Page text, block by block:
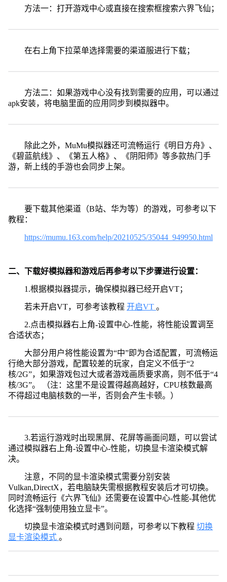
方法一：打开游戏中心或直接在搜索框搜索六界飞仙；
在右上角下拉菜单选择需要的渠道服进行下载；
方法二：如果游戏中心没有找到需要的应用，可以通过
apk安装，将电脑里面的应用同步到模拟器中。
除此之外，MuMu模拟器还可流畅运行《明日方舟》、
《碧蓝航线》、《第五人格》、《阴阳师》等多款热门手
游，新上线的手游也会同步上架。
要下载其他渠道（B站、华为等）的游戏，可参考以下
教程：
https://mumu.163.com/help/20210525/35044_949950.html
二、下载好模拟器和游戏后再参考以下步骤进行设置：
1.根据模拟器提示，确保模拟器已经开启VT；
若未开启VT，可参考该教程 开启VT 。
2.点击模拟器右上角-设置中心-性能，将性能设置调至
合适状态；
大部分用户将性能设置为“中”即为合适配置，可流畅运
行绝大部分游戏，配置较差的玩家，自定义不低于“2
核/2G”，如果游戏包过大或者游戏画质要求高，则不低于“4
核/3G”。 （注：这里不是设置得越高越好，CPU核数最高
不得超过电脑核数的一半，否则会产生卡顿。）
3.若运行游戏时出现黑屏、花屏等画面问题，可以尝试
通过模拟器右上角-设置中心-性能，切换显卡渲染模式解
决。
注意，不同的显卡渲染模式需要分别安装
Vulkan,DirectX，若电脑缺失需根据教程安装后才可切换。
同时流畅运行《六界飞仙》还需要在设置中心-性能-其他优
化选择“强制使用独立显卡”。
切换显卡渲染模式时遇到问题，可参考以下教程 切换
显卡渲染模式 。